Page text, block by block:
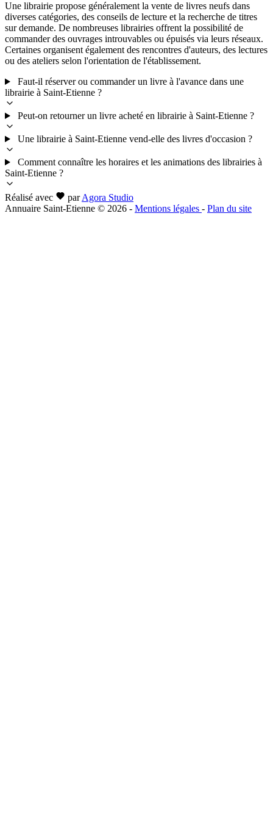
Une librairie propose généralement la vente de livres neufs dans
diverses catégories, des conseils de lecture et la recherche de titres
sur demande. De nombreuses librairies offrent la possibilité de
commander des ouvrages introuvables ou épuisés via leurs réseaux.
Certaines organisent également des rencontres d'auteurs, des lectures
ou des ateliers selon l'orientation de l'établissement.
Faut-il réserver ou commander un livre à l'avance dans une
librairie à Saint-Etienne ?
Peut-on retourner un livre acheté en librairie à Saint-Etienne ?
Une librairie à Saint-Etienne vend-elle des livres d'occasion ?
Comment connaître les horaires et les animations des librairies à
Saint-Etienne ?
Réalisé avec par Agora Studio
Annuaire Saint-Etienne © 2026 - Mentions légales - Plan du site